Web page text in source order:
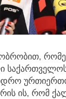
ის, რომ